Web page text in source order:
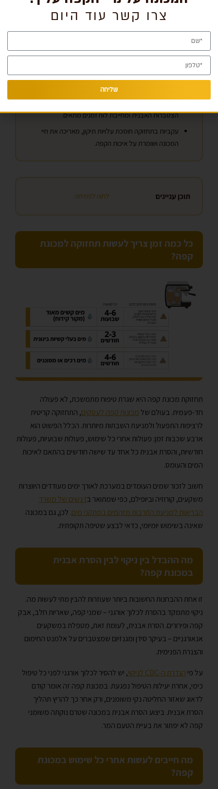
חודשית, והסרת אבנית תקופתית.
ניקוי ואבנית הן שתי פעולות שונות שמטפלות בסוגי לכלוך
קשיות המים בישראל מאיצה משמעותית את קצב
הצטברות האבנית ומחייבת לוח זמנים מתאים.
עקביות בתחזוקה חוסכת עלויות תיקון, מאריכה את חיי
המכונה ושומרת על איכות הקפה.
תוכן עניינים לחצו לפתיחה
כל כמה זמן צריך לעשות תחזוקה למכונת
קפה?
תחזוקת מכונת קפה היא שגרת טיפוח מתמשכת, לא פעולה
חד-פעמית. בעולם של מכונות קפה לעסקים, התחזוקה קריטית
לרציפות התפעול ולמניעת השבתות מיותרות. הכלל הפשוט הוא
ארבע שכבות זמן: פעולות אחרי כל שימוש, פעולות שבועיות, פעולות
חודשיות, והסרת אבנית כל אחד עד שישה חודשים בהתאם לאיכות
המים והעומס.
חשוב לזכור שמים העומדים במערכת לאורך ימים מעודדים היווצרות
משקעים, קורוזיה וביופילם, כפי שמתואר בדגשים של משרד
הבריאות למניעת התרבות מזהמים במתקני מים. לכן, גם במכונה
שאינה בשימוש יומיומי, כדאי לבצע שטיפה תקופתית.
מה ההבדל בין ניקוי לבין הסרת אבנית
במכונת קפה?
זו אחת ההבחנות החשובות ביותר שעוזרות להבין מתי לעשות מה.
ניקוי מתמקד בהסרת לכלוך אורגני – שמני קפה, שאריות חלב, אבק
קפה ופירורים. הסרת אבנית, לעומת זאת, מטפלת במשקעים
אנאורגניים – בעיקר סידן ומגנזיום שמצטברים על אלמנט החימום
והצנרת הפנימית.
על פי הגדרת ה-CDC לניקוי
, יש להסיר לכלוך אורגני לפני כל טיפול
כימי, אחרת יעילות הטיפול נפגעת. במכונת קפה זה אומר קודם
לדאוג שאזור החליטה נקי משומנים, ורק אחר כך להריץ תהליך
הסרת אבנית. ביצוע הסרת אבנית במכונה שטרם נוקתה משומני
קפה לא יפתור את בעיית הטעם המר.
מה חייבים לעשות אחרי כל שימוש במכונת
קפה?
צרו קשר עוד היום
שליחה